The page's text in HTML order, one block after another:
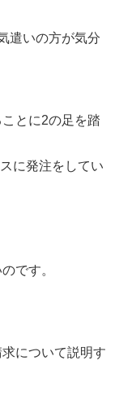
遣いの方が気分
とに2の足を踏
に発注をしてい
です。
について説明す